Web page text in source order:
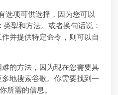
选项可供选择，因为您可以
型和方法。或者换句话说：
并提供特定命令，则可以自
的方法，因为现在您需要具
地搜索谷歌。你需要找到一
所需的信息。